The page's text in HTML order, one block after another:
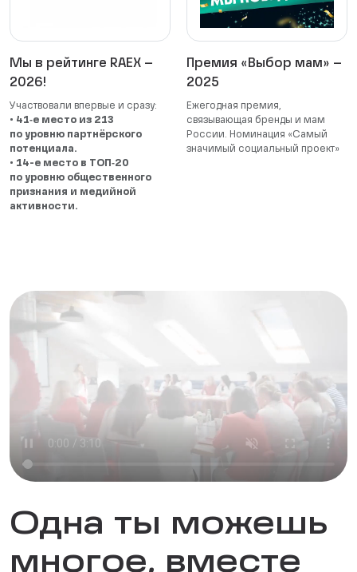
Мы в рейтинге RAEX –
2026!
Участвовали впервые и сразу:
• 41‑е место из 213
по уровню партнёрского
потенциала.
• 14-е место в ТОП‑20
по уровню общественного
признания и медийной
активности.
Премия «Выбор мам» –
2025
Ежегодная премия,
связывающая бренды и мам
России. Номинация «Самый
значимый социальный проект»
Одна ты можешь
многое, вместе